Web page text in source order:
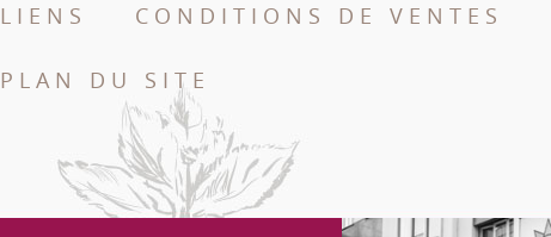
LIENS CONDITIONS DE VENTES
PLAN DU SITE